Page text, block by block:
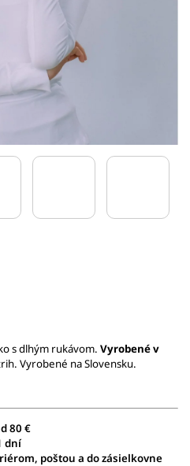
s dlhým rukávom. Vyrobené v
Vyrobené na Slovensku.
80 €
dní
poštou a do zásielkovne